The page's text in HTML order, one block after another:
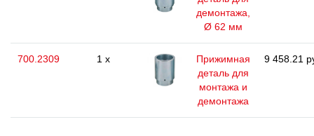
демонтажа,
Ø 62 мм
700.2309 1 x
Прижимная
деталь для
монтажа и
демонтажа
9 458.21